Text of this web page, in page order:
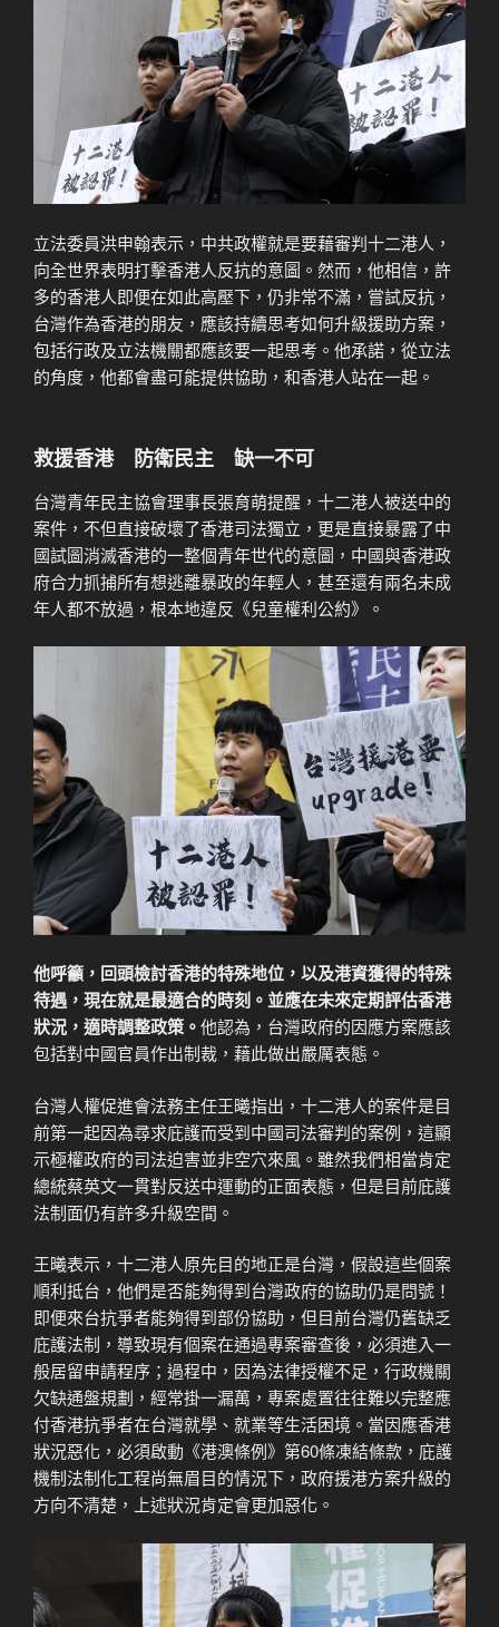
立法委員洪申翰表示，中共政權就是要藉審判十二港人，
向全世界表明打擊香港人反抗的意圖。然而，他相信，許
多的香港人即便在如此高壓下，仍非常不滿，嘗試反抗，
台灣作為香港的朋友，應該持續思考如何升級援助方案，
包括行政及立法機關都應該要一起思考。他承諾，從立法
的角度，他都會盡可能提供協助，和香港人站在一起。
救援香港 防衛民主 缺一不可
台灣青年民主協會理事長張育萌提醒，十二港人被送中的
案件，不但直接破壞了香港司法獨立，更是直接暴露了中
國試圖消滅香港的一整個青年世代的意圖，中國與香港政
府合力抓捕所有想逃離暴政的年輕人，甚至還有兩名未成
年人都不放過，根本地違反《兒童權利公約》。
他呼籲，回頭檢討香港的特殊地位，以及港資獲得的特殊
待遇，現在就是最適合的時刻。並應在未來定期評估香港
狀況，適時調整政策。他認為，台灣政府的因應方案應該
包括對中國官員作出制裁，藉此做出嚴厲表態。
台灣人權促進會法務主任王曦指出，十二港人的案件是目
前第一起因為尋求庇護而受到中國司法審判的案例，這顯
示極權政府的司法迫害並非空穴來風。雖然我們相當肯定
總統蔡英文一貫對反送中運動的正面表態，但是目前庇護
法制面仍有許多升級空間。
王曦表示，十二港人原先目的地正是台灣，假設這些個案
順利抵台，他們是否能夠得到台灣政府的協助仍是問號！
即便來台抗爭者能夠得到部份協助，但目前台灣仍舊缺乏
庇護法制，導致現有個案在通過專案審查後，必須進入一
般居留申請程序；過程中，因為法律授權不足，行政機關
欠缺通盤規劃，經常掛一漏萬，專案處置往往難以完整應
付香港抗爭者在台灣就學、就業等生活困境。當因應香港
狀況惡化，必須啟動《港澳條例》第60條凍結條款，庇護
機制法制化工程尚無眉目的情況下，政府援港方案升級的
方向不清楚，上述狀況肯定會更加惡化。